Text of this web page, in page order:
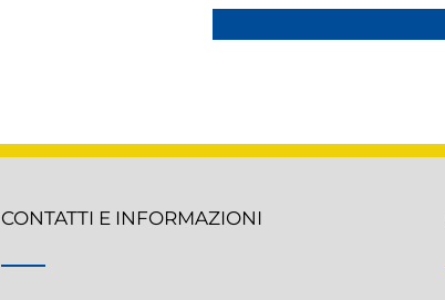
CONTATTI E INFORMAZIONI